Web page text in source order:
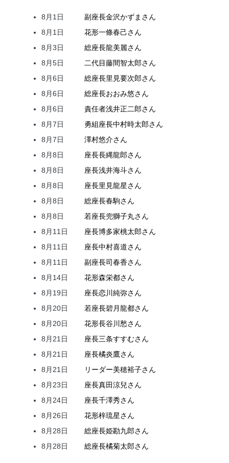
8月1日 副座長金沢かずま さん
8月1日
花形一條春己さん
8月3日
総座長龍美麗さん
8月5日
二代目藤間智太郎さん
8月6日
総座長里見要次郎さん
8月6日
総座長おおみ悠さん
8月6日
責任者浅井正二郎さん
8月7日
勇組座長中村時太郎さん
8月7日
澤村悠介さん
8月8日
座長長縄龍郎さん
8月8日
座長浅井海斗さん
8月8日
座長里見龍星さん
8月8日
総座長春駒さん
8月8日
若座長兜獅子丸さん
8月11日
座長博多家桃太郎さん
8月11日
座長中村喜道さん
8月11日
副座長司春香さん
8月14日
花形森栄都さん
8月19日
座長恋川純弥さん
8月20日
若座長碧月龍都さん
8月20日
花形長谷川愁さん
8月21日
座長三条すすむさん
8月21日
座長橘炎鷹さん
8月21日
リーダー美穂裕子さん
8月23日
座長真田涼兒さん
8月24日
座長千澤秀さん
8月26日
花形梓琉星さん
8月28日
総座長姫勘九郎さん
8月28日
総座長橘菊太郎さん